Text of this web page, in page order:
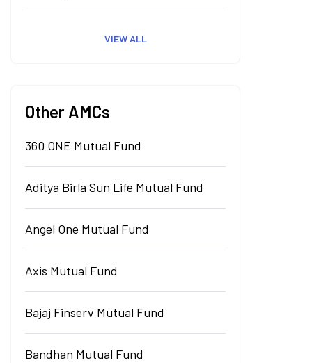
VIEW ALL
Other AMCs
360 ONE Mutual Fund
Aditya Birla Sun Life Mutual Fund
Angel One Mutual Fund
Axis Mutual Fund
Bajaj Finserv Mutual Fund
Bandhan Mutual Fund